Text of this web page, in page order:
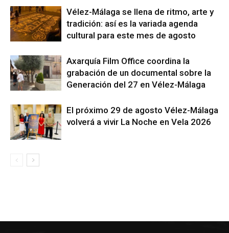
Vélez-Málaga se llena de ritmo, arte y
tradición: así es la variada agenda
cultural para este mes de agosto
Axarquía Film Office coordina la
grabación de un documental sobre la
Generación del 27 en Vélez-Málaga
El próximo 29 de agosto Vélez-Málaga
volverá a vivir La Noche en Vela 2026